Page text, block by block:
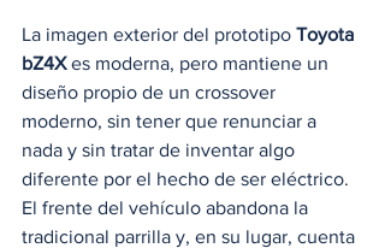
La imagen exterior del prototipo Toyota
bZ4X es moderna, pero mantiene un
diseño propio de un crossover
moderno, sin tener que renunciar a
nada y sin tratar de inventar algo
diferente por el hecho de ser eléctrico.
El frente del vehículo abandona la
tradicional parrilla y, en su lugar, cuenta